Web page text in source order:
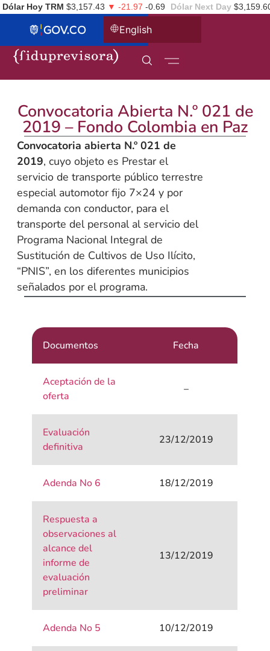
Dólar Hoy TRM $3,157.43 ▼ -21.97 -0.69 Dólar Next Day
English
Convocatoria Abierta N.º 021 de
2019 – Fondo Colombia en Paz
Convocatoria abierta N.º 021 de
2019, cuyo objeto es Prestar el
servicio de transporte público terrestre
especial automotor fijo 7×24 y por
demanda con conductor, para el
transporte del personal al servicio del
Programa Nacional Integral de
Sustitución de Cultivos de Uso Ilícito,
“PNIS”, en los diferentes municipios
señalados por el programa.
Documentos Fecha
Aceptación de la
oferta
–
Evaluación
definitiva
23/12/2019
Adenda No 6 18/12/2019
Respuesta a
observaciones al
alcance del
informe de
evaluación
preliminar
13/12/2019
Adenda No 5 10/12/2019